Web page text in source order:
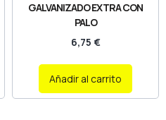
GALVANIZADO EXTRA CON
PALO
6,75 €
Añadir al carrito